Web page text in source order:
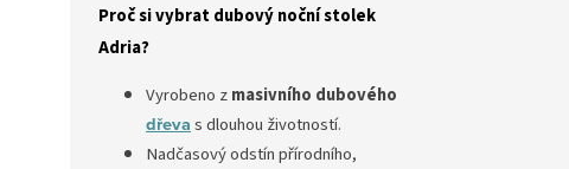
Proč si vybrat dubový noční stolek
Adria?
Vyrobeno zmasivního dubového
dřevas dlouhou životností.
Nadčasový odstín přírodního,